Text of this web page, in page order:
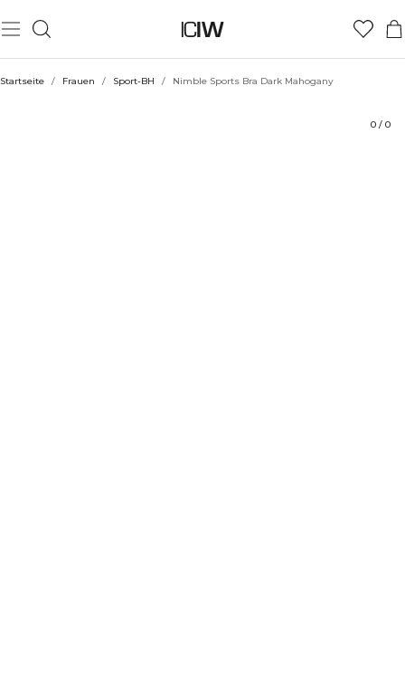
Startseite / Frauen / Sport-BH / Nimble Sports Bra Dark Mahogany
0 / 0